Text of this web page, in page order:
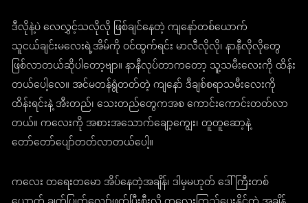
ဒီလိုနဲ့ပဲ လေလွှင့်သလိုလို ဖြစ်ချင်နေတဲ့ ကျနော်တစ်ယောက်
သူငယ်ချင်းမလေးရဲ့အိမ်ကို ဝင်ထွက်ရင်း မာလီလိုလို၊ နာနီလိုလိုတွေ
ဖြစ်လာတယ်ဆိုပါတော့ဗျာ။ နာနီလုပ်တာကတော့ သူ့သမီးလေးကို ထိန်း
တယ်ပေါ့လေ။ အင်မတန်ရွံတတ်တဲ့ ကျနော် ဒီချစ်စရာသမီးလေးကို
ထိန်းရင်းနဲ့ အီးတည်၊ သေးတည်တွေကအစ ကောင်းကောင်းတတ်လာ
တယ်။ ကလေးကို အစားအသောက်ချော့ကျွေး၊ တူတူဆော့နဲ့
တော်တော်ပျော်တတ်လာတယ်ပေါ့။
ကလေး တရေးတမော အိပ်နေတဲ့အချိန်၊ ဒါမှမဟုတ် ဒေါ်ကြီးတစ်